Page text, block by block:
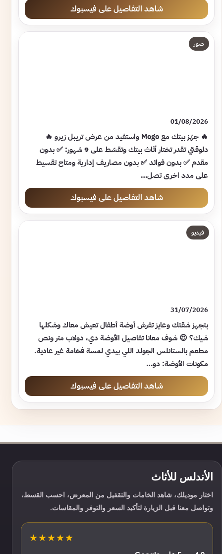
شاهد التفاصيل على فيسبوك
صور
01/08/2026
🔥 جهّز بيتك مع Mogo واستفيد من عرض تريبل زيرو 🔥
دلوقتي تقدر تختار أثاث بيتك وتقسّط على 9 شهور: ✅ بدون
مقدم ✅ بدون فوائد ✅ بدون مصاريف إدارية ومتاح تقسيط
على مدد اخرى تصل…
شاهد التفاصيل على فيسبوك
فيديو
31/07/2026
بتجهز شقتك وعايز تفرش أوضة أطفال تعيش معاك وشكلها
شيك؟ 😍 شوف معانا تفاصيل الأوضة دي، دولاب متر ونص
مطعم بالستانلس الجولد اللي بيدي لمسة فخامة غير عادية.
مكونات الأوضة: دو…
شاهد التفاصيل على فيسبوك
الأندلس للأثاث
اختار موديلك، شاهد الخامات والتقفيل من المعرض، احسب القسط،
وتواصل معنا قبل الزيارة لتأكيد السعر والتوفر والمقاسات.
★★★★★